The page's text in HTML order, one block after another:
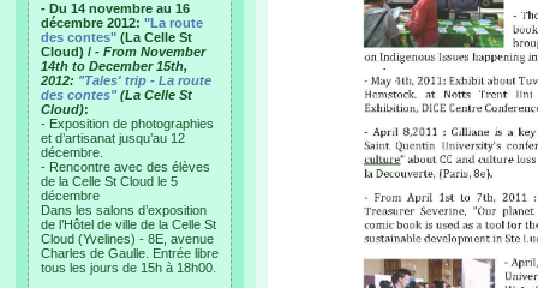
- Du 14 novembre au 16
décembre 2012: "La route
des contes" (La Celle St
Cloud) / - From November
14th to December 15th,
2012: "Tales' trip - La route
des contes"(La Celle St
Cloud):
- Exposition de photographies
et d’artisanat jusqu’au 12
décembre.
- Rencontre avec des élèves
de la Celle St Cloud le 5
décembre
Dans les salons d’exposition
de l’Hôtel de ville de la Celle St
Cloud (Yvelines) - 8E, avenue
Charles de Gaulle. Entrée libre
tous les jours de 15h à 18h00.